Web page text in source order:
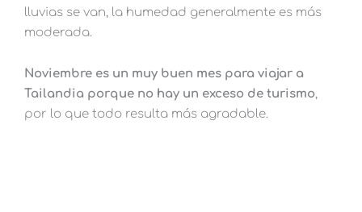
lluvias se van, la humedad generalmente es más
moderada.
Noviembre es un muy buen mes para viajar a
Tailandia porque no hay un exceso de turismo,
por lo que todo resulta más agradable.